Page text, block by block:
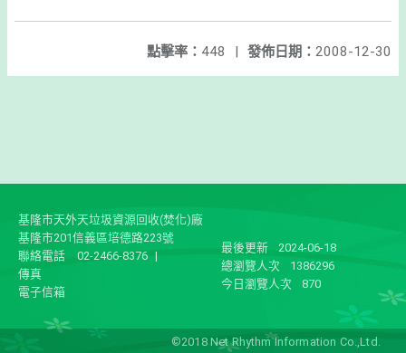
發佈日期： 2008-12-30
點擊率： 448 |
基隆市天外天垃圾資源回收(焚化)廠
基隆市201信義區培德路223號
聯絡電話
02-2466-8376 |
傳真
電子信箱
最後更新
2024-06-18
總瀏覽人次
1386296
今日瀏覽人次
870
©2018 Net Rhythm Information Co.,Ltd.